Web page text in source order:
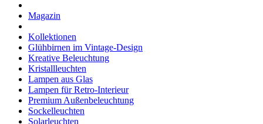
Magazin
Kollektionen
Glühbirnen im Vintage-Design
Kreative Beleuchtung
Kristallleuchten
Lampen aus Glas
Lampen für Retro-Interieur
Premium Außenbeleuchtung
Sockelleuchten
Solarleuchten